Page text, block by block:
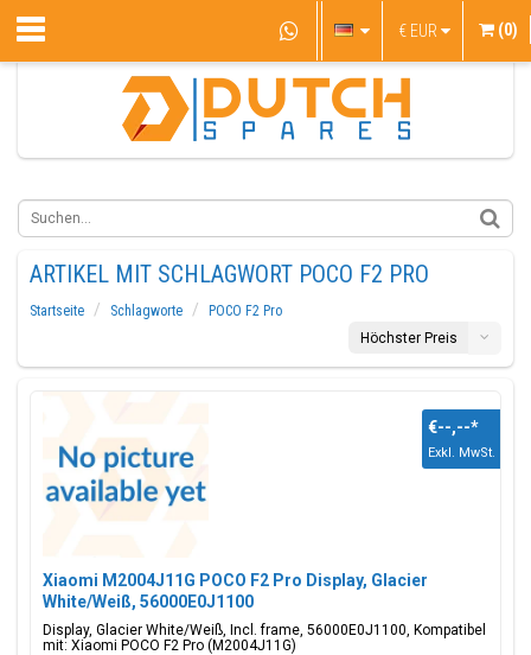
€ EUR (0)
ARTIKEL MIT SCHLAGWORT POCO F2 PRO
Startseite Schlagworte
POCO F2 Pro
Höchster Preis
Xiaomi M2004J11G POCO F2 Pro Display, Glacier
White/Weiß, 56000E0J1100
Display, Glacier White/Weiß, Incl. frame, 56000E0J1100, Kompatibel
mit: Xiaomi POCO F2 Pro (M2004J11G)
€--,--*
Exkl. MwSt.